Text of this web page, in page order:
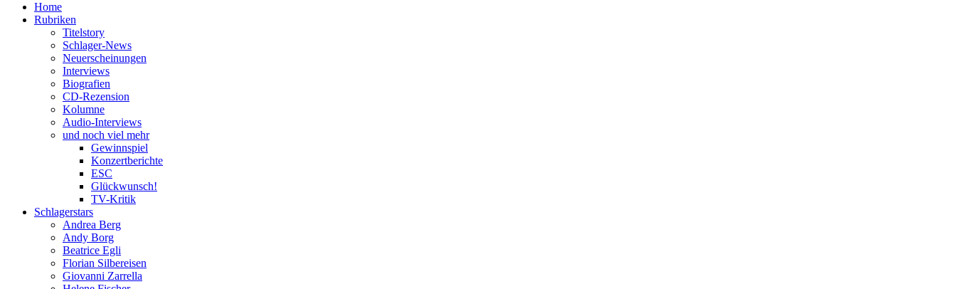
Home
Rubriken
Titelstory
Schlager-News
Neuerscheinungen
Interviews
Biografien
CD-Rezension
Kolumne
Audio-Interviews
und noch viel mehr
Gewinnspiel
Konzertberichte
ESC
Glückwunsch!
TV-Kritik
Schlagerstars
Andrea Berg
Andy Borg
Beatrice Egli
Florian Silbereisen
Giovanni Zarrella